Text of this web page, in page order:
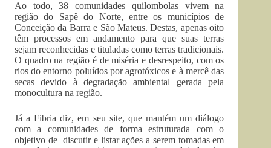
Ao todo, 38 comunidades quilombolas vivem na
região do Sapê do Norte, entre os municípios de
Conceição da Barra e São Mateus. Destas, apenas oito
têm processos em andamento para que suas terras
sejam reconhecidas e tituladas como terras tradicionais.
O quadro na região é de miséria e desrespeito, com os
rios do entorno poluídos por agrotóxicos e à mercê das
secas devido à degradação ambiental gerada pela
monocultura na região.
Já a Fibria diz, em seu site, que mantém um diálogo
com a comunidades de forma estruturada com o
objetivo de discutir e listar ações a serem tomadas em